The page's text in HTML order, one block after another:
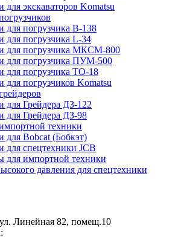
для экскаваторов Komatsu
для погрузчика B-138
для погрузчика L-34
для погрузчика МКСМ-800
для погрузчика ПУМ-500
для погрузчика ТО-18
для погрузчиков Komatsu
для Грейдера ДЗ-122
для Грейдера ДЗ-98
техники
для Bobcat (Бобкэт)
для спецтехники JCB
для импортной техники
давления для спецтехники
Линейная 82, помещ.10